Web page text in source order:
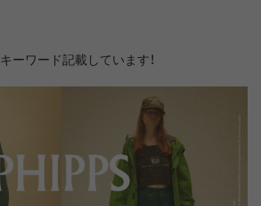
ーワード記載しています！